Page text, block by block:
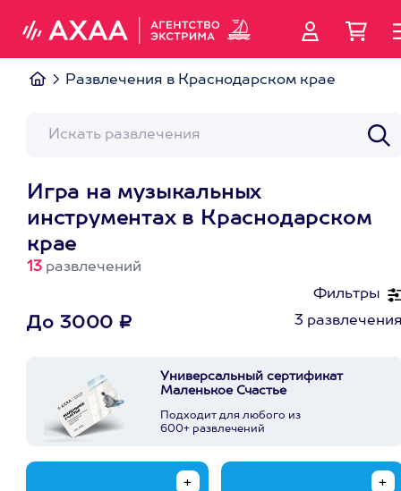
Развлечения в Краснодарском крае
Игра на музыкальных
инструментах в Краснодарском
крае
13 развлечений
Фильтры
До 3000 ₽ 3
Универсальный сертификат
Маленькое Счастье
Подходит для любого из
600+ развлечений